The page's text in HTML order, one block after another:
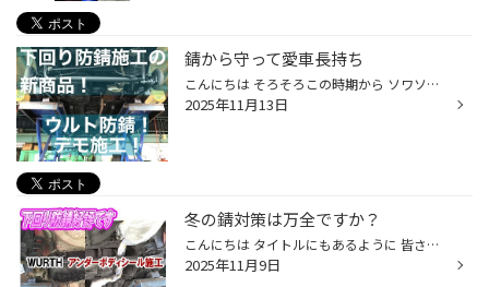
錆から守って愛車長持ち
こんにちは そろそろこの時期から ソワソワしてくる方も 多いと思いますが・・・ そう(｀･ω･´) スタッドレスの準備！！ 皆さ～ん、準備はお済ですか？？ まだの方はぜひタイヤ館竹尾に ご相談ください さてさて 車の冬の準備と言えば スタッドレスタイヤと もうひとつ・・・ 車の下廻りの防錆です ...
2025年11月13日
冬の錆対策は万全ですか？
こんにちは タイトルにもあるように 皆さんは愛車の対策していますか？ 新潟の対策と言えば(￣ー￣) そう！(｀･ω･´) 錆です！！ ということで今回は 錆から愛車を守るための 【WURTH アンダーボディーシール】 防錆施工のご紹介です。 ウルト アンダーボディーシールとは 1. 優れた防錆力と定着性を...
2025年11月9日